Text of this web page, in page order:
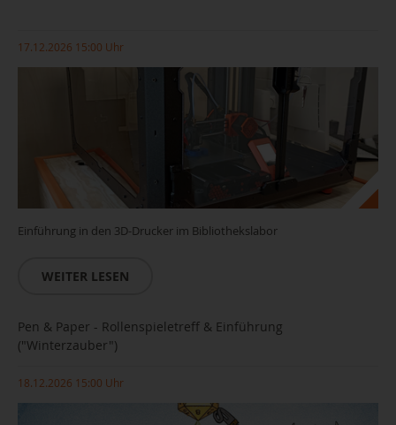
17.12.2026 15:00 Uhr
Einführung in den 3D-Drucker im Bibliothekslabor
WEITER LESEN
Pen & Paper - Rollenspieletreff & Einführung
("Winterzauber")
18.12.2026 15:00 Uhr